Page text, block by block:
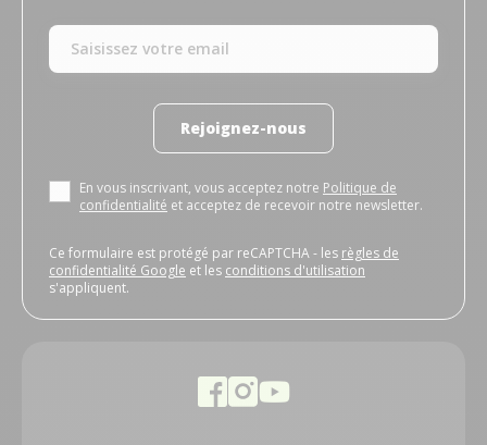
Rejoignez-nous
En vous inscrivant, vous acceptez notre Politique de
confidentialité et acceptez de recevoir notre newsletter.
Ce formulaire est protégé par reCAPTCHA - les règles de
confidentialité Google et les conditions d'utilisation
s'appliquent.